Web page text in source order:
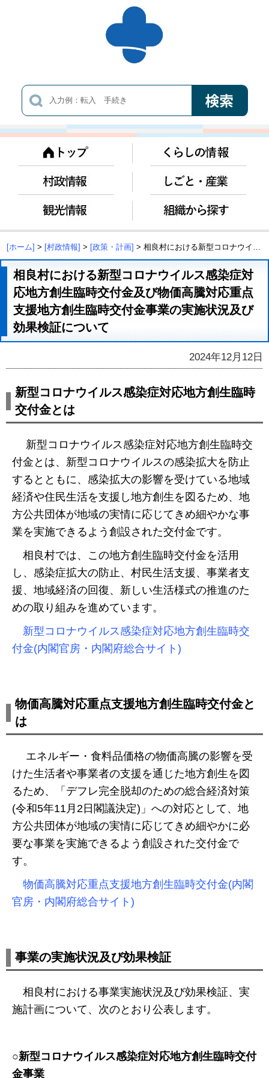
[ホーム] > [村政情報] > [政策・計画] > 相良村における新型コロナウイルス感染症対応地方創生臨時交付金及び物価高騰対応重点支援地方創生臨時交付金事業の実施状況及び効果検証について
相良村における新型コロナウイルス感染症対
応地方創生臨時交付金及び物価高騰対応重点
支援地方創生臨時交付金事業の実施状況及び
効果検証について
2024年12月12日
新型コロナウイルス感染症対応地方創生臨時
交付金とは
新型コロナウイルス感染症対応地方創生臨時交
付金とは、新型コロナウイルスの感染拡大を防止
するとともに、感染拡大の影響を受けている地域
経済や住民生活を支援し地方創生を図るため、地
方公共団体が地域の実情に応じてきめ細やかな事
業を実施できるよう創設された交付金です。
相良村では、この地方創生臨時交付金を活用
し、感染症拡大の防止、村民生活支援、事業者支
援、地域経済の回復、新しい生活様式の推進のた
めの取り組みを進めています。
新型コロナウイルス感染症対応地方創生臨時交
付金(内閣官房・内閣府総合サイト)
物価高騰対応重点支援地方創生臨時交付金と
は
エネルギー・食料品価格の物価高騰の影響を受
けた生活者や事業者の支援を通じた地方創生を図
るため、「デフレ完全脱却のための総合経済対策
(令和5年11月2日閣議決定)」への対応として、地
方公共団体が地域の実情に応じてきめ細やかに必
要な事業を実施できるよう創設された交付金で
す。
物価高騰対応重点支援地方創生臨時交付金(内閣
官房・内閣府総合サイト)
事業の実施状況及び効果検証
相良村における事業実施状況及び効果検証、実
施計画について、次のとおり公表します。
○新型コロナウイルス感染症対応地方創生臨時交付
金事業